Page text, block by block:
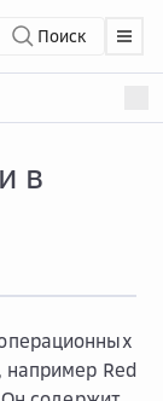
Поиск
в
Red